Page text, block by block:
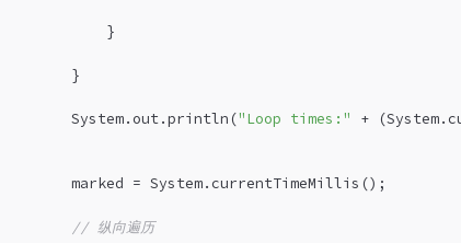
            }
        }
        System.out.println(
"Loop times:" +
        marked = System.currentTimeMillis();
// 纵向遍历